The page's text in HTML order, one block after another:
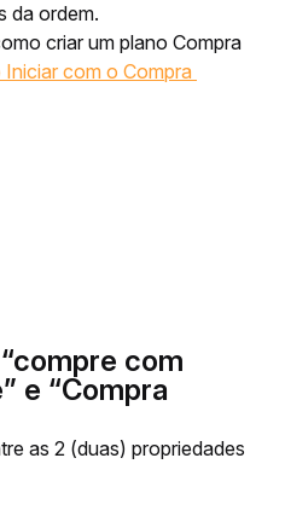
da ordem.
criar um plano Compra
Iniciar com o Compra
com
e “Compra
as 2 (duas) propriedades